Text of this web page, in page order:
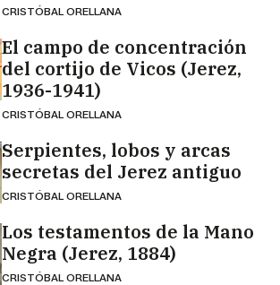
CRISTÓBAL ORELLANA
El campo de concentración
del cortijo de Vicos (Jerez,
1936-1941)
CRISTÓBAL ORELLANA
Serpientes, lobos y arcas
secretas del Jerez antiguo
CRISTÓBAL ORELLANA
Los testamentos de la Mano
Negra (Jerez, 1884)
CRISTÓBAL ORELLANA